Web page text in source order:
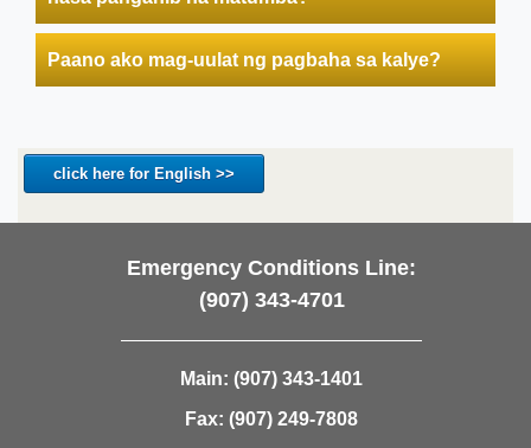
Paano ako mag-uulat ng pagbaha sa kalye?
click here for English >>
Emergency Conditions Line:
(907) 343-4701
Main: (907) 343-1401
Fax: (907) 249-7808